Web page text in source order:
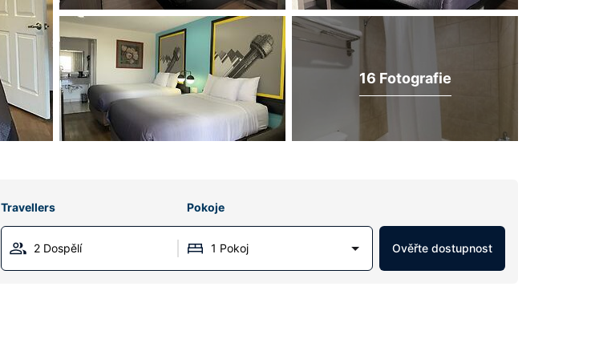
16 Fotografie
Travellers Pokoje
2 Dospělí 1 Pokoj Ověřte dostupnost